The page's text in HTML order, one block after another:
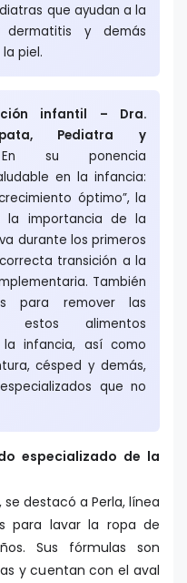
que ayudan a la
dermatitis y demás
piel.
infantil – Dra.
Pediatra y
su ponencia
en la infancia:
óptimo”, la
la importancia de la
durante los primeros
transición a la
También
para remover las
estos alimentos
la infancia, así como
césped y demás,
que no
especializado de la
destacó a Perla, línea
para lavar la ropa de
Sus fórmulas son
y cuentan con el aval